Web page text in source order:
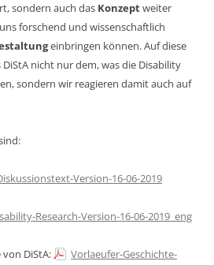
sondern auch das Konzeptweiter
forschend und wissenschaftlich
einbringen können. Auf diese
nicht nur dem, was die Disability
sondern wir reagieren damit auch auf
Version-16-06-2019
Research-Version-16-06-2019_eng
von DiStA:
Vorlaeufer-Geschichte-